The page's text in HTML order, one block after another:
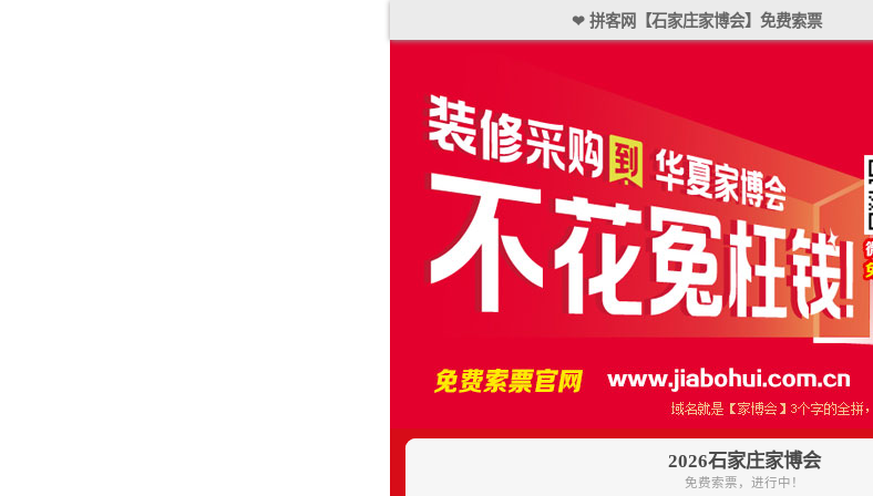
❤ 拼客网【石家庄家博会】免费索票
2026石家庄家博会
免费索票，进行中！